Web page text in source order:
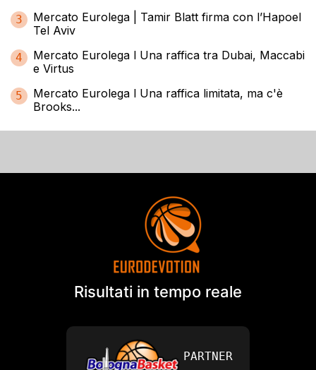
3
Mercato Eurolega | Tamir Blatt firma con l’Hapoel
Tel Aviv
4
Mercato Eurolega l Una raffica tra Dubai, Maccabi
e Virtus
5
Mercato Eurolega l Una raffica limitata, ma c'è
Brooks...
Risultati in tempo reale
PARTNER